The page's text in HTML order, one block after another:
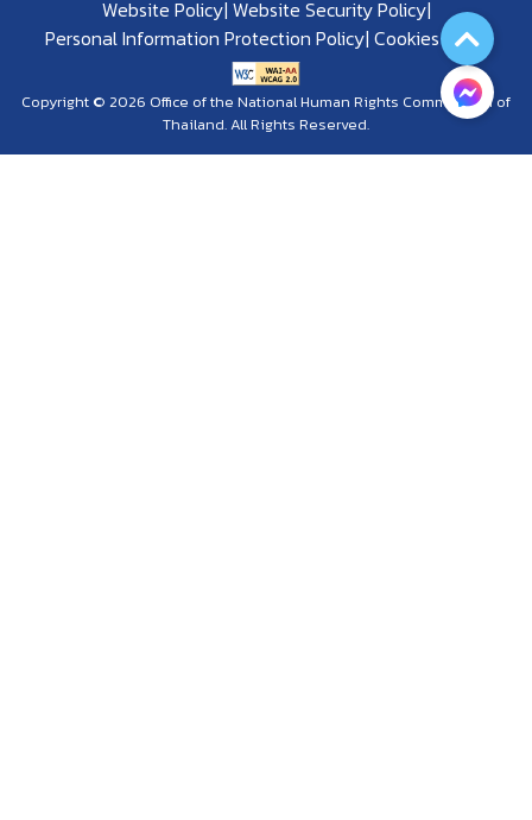
Website Policy Website Security Policy
Personal Information Protection Policy Cookies Policy
Copyright © 2026 Office of the National Human Rights Commission of
Thailand. All Rights Reserved.